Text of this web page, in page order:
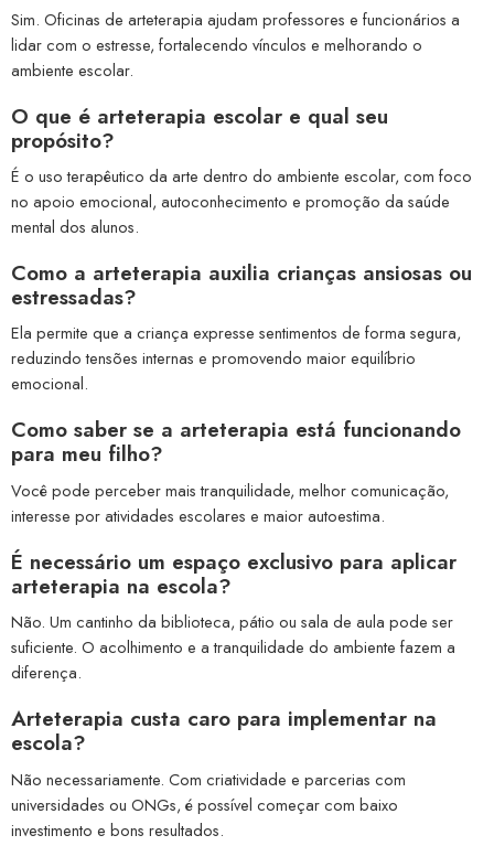
Sim. Oficinas de arteterapia ajudam professores e funcionários a
lidar com o estresse, fortalecendo vínculos e melhorando o
ambiente escolar.
O que é arteterapia escolar e qual seu
propósito?
É o uso terapêutico da arte dentro do ambiente escolar, com foco
no apoio emocional, autoconhecimento e promoção da saúde
mental dos alunos.
Como a arteterapia auxilia crianças ansiosas ou
estressadas?
Ela permite que a criança expresse sentimentos de forma segura,
reduzindo tensões internas e promovendo maior equilíbrio
emocional.
Como saber se a arteterapia está funcionando
para meu filho?
Você pode perceber mais tranquilidade, melhor comunicação,
interesse por atividades escolares e maior autoestima.
É necessário um espaço exclusivo para aplicar
arteterapia na escola?
Não. Um cantinho da biblioteca, pátio ou sala de aula pode ser
suficiente. O acolhimento e a tranquilidade do ambiente fazem a
diferença.
Arteterapia custa caro para implementar na
escola?
Não necessariamente. Com criatividade e parcerias com
universidades ou ONGs, é possível começar com baixo
investimento e bons resultados.